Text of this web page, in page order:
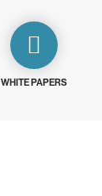
WHITE PAPERS